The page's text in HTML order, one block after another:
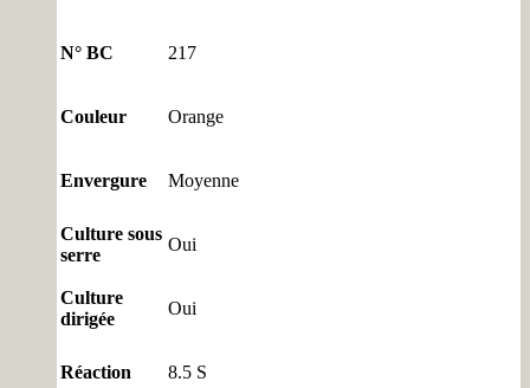
N° BC 217
Couleur Orange
Envergure Moyenne
Culture sous
serre
Oui
Culture
dirigée
Oui
Réaction 8.5 S